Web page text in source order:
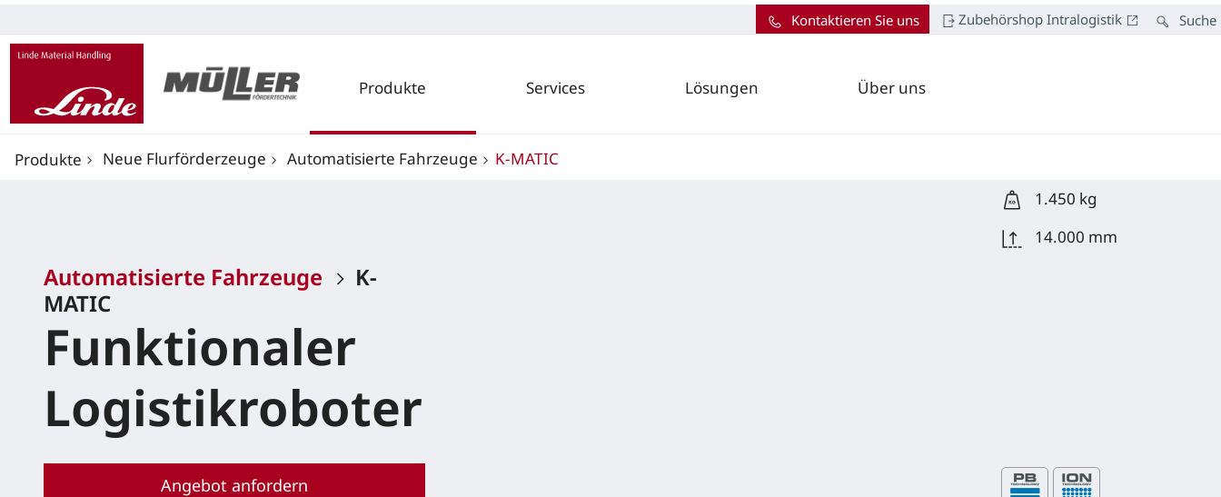
Produkte Services Lösungen Über uns
Suche
Zubehörshop Intralogistik
Kontaktieren Sie uns
Produkte Neue Flurförderzeuge Automatisierte Fahrzeuge
K-MATIC
1.450 kg
14.000 mm
Automatisierte Fahrzeuge
K-
MATIC
Funktionaler
Logistikroboter
Angebot anfordern